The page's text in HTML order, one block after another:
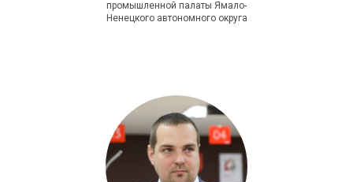
промышленной палаты Ямало-
Ненецкого автономного округа